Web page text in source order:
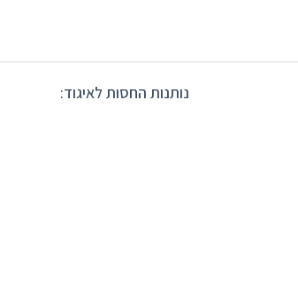
נותנות החסות לאיגוד: